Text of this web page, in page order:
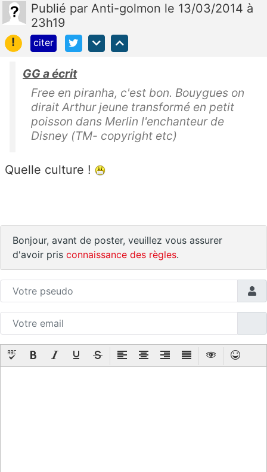
Publié par Anti-golmon le 13/03/2014 à
23h19
!
citer
GG a écrit
Free en piranha, c'est bon. Bouygues on
dirait Arthur jeune transformé en petit
poisson dans Merlin l'enchanteur de
Disney (TM- copyright etc)
Quelle culture !
Bonjour, avant de poster, veuillez vous assurer
d'avoir pris connaissance des règles.